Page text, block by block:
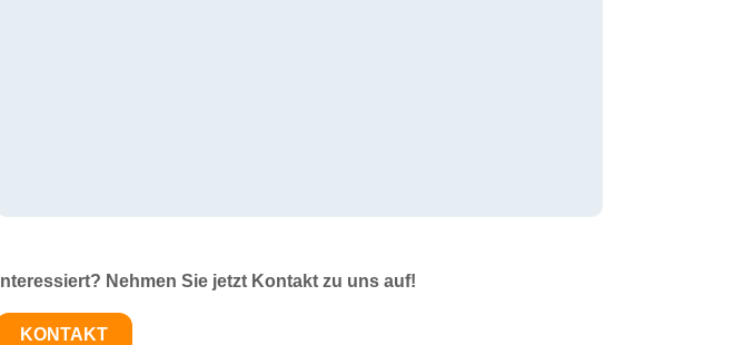
Interessiert? Nehmen Sie jetzt Kontakt zu uns auf!
KONTAKT